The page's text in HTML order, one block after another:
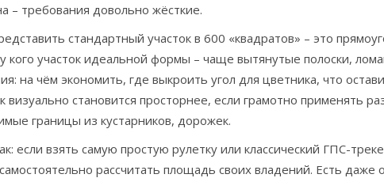
– требования довольно жёсткие.
стандартный участок в 600 «квадратов» – это
кого участок идеальной формы – чаще вытянутые полоски,
на чём экономить, где выкроить угол для цветника, что
визуально становится просторнее, если грамотно применять
границы из кустарников, дорожек.
если взять самую простую рулетку или классический ГПС-
рассчитать площадь своих владений. Есть даже